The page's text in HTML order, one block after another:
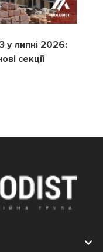
у липні 2026:
секції